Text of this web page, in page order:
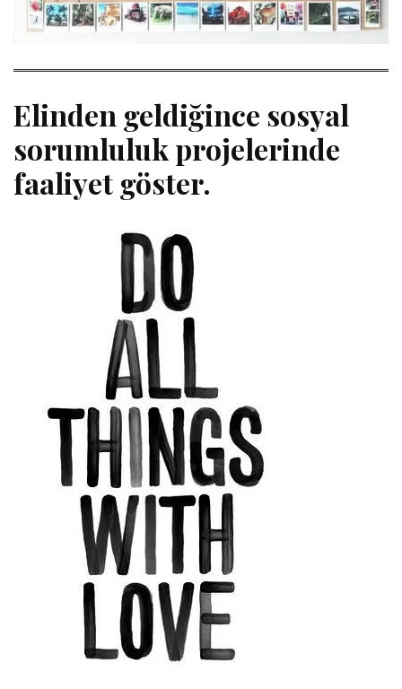
Elinden geldiğince sosyal
sorumluluk projelerinde
faaliyet göster.